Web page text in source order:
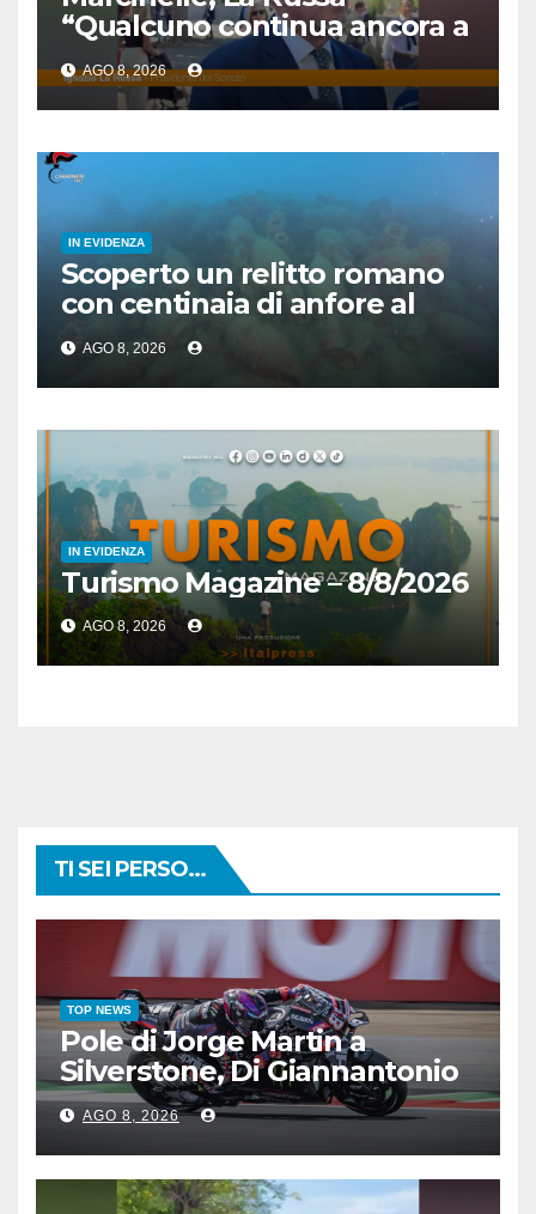
“Qualcuno continua ancora a
voltare le spalle”
AGO 8, 2026
IN EVIDENZA
Scoperto un relitto romano
con centinaia di anfore al
largo di Mazara del Vallo
AGO 8, 2026
IN EVIDENZA
Turismo Magazine – 8/8/2026
AGO 8, 2026
TI SEI PERSO...
TOP NEWS
Pole di Jorge Martin a
Silverstone, Di Giannantonio
4°, Bezzecchi 5°
AGO 8, 2026